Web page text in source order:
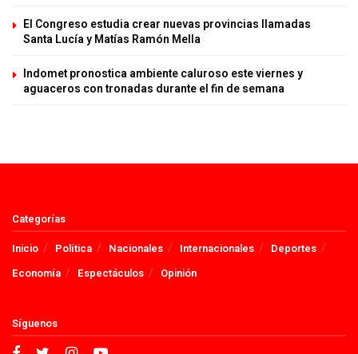
El Congreso estudia crear nuevas provincias llamadas
Santa Lucía y Matías Ramón Mella
Indomet pronostica ambiente caluroso este viernes y
aguaceros con tronadas durante el fin de semana
Categorías
Inicio
Política Nacionales Internacionales
Deportes
Economía
Espectáculos Opinión
Síguenos